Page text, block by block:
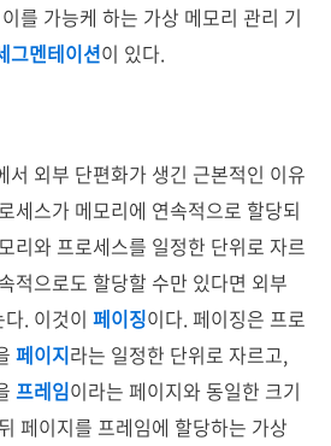
를 가능케 하는 가상 메모리 관리 기
그멘테이션이 있다.
서 외부 단편화가 생긴 근본적인 이유
세스가 메모리에 연속적으로 할당되
리와 프로세스를 일정한 단위로 자르
적으로도 할당할 수만 있다면 외부
. 이것이 페이징이다. 페이징은 프로
페이지라는 일정한 단위로 자르고,
프레임이라는 페이지와 동일한 크기
페이지를 프레임에 할당하는 가상